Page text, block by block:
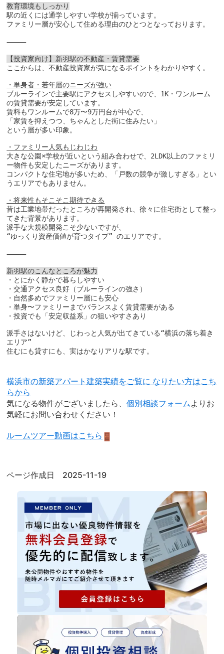
教育環境もしっかり
駅の近くには通学しやすい学校が揃っています。
ファミリー層が安心して住める理由のひとつとなっております。
⸻
【投資家向け】新羽駅の不動産・賃貸需要
ここからは、不動産投資家が気になるポイントをわかりやすく。
・単身者・若年層のニーズが強い
ブルーラインで主要駅にアクセスしやすいので、1K・ワンルーム
の賃貸需要が安定しています。
賃料もワンルームで8万〜9万円台が中心で、
「家賃を抑えつつ、ちゃんとした街に住みたい」
という層が多い印象。
・ファミリー人気もじわじわ
大きな公園×学校が近いという組み合わせで、2LDK以上のファミリ
ー物件も安定したニーズがあります。
コンパクトな住宅地が多いため、「戸数の競争が激しすぎる」とい
うエリアでもありません。
・将来性もそこそこ期待できる
昔は工業地帯だったところが再開発され、徐々に住宅街として整っ
てきた背景があります。
派手な大規模開発こそ少ないですが、
“ゆっくり資産価値が育つタイプ” のエリアです。
⸻
新羽駅のこんなところが魅力
・とにかく静かで暮らしやすい
・交通アクセス良好（ブルーラインの強さ）
・自然多めでファミリー層にも安心
・単身〜ファミリーまでバランスよく賃貸需要がある
・投資でも「安定収益系」の狙いやすさあり
派手さはないけど、じわっと人気が出てきている“横浜の落ち着き
エリア”
住むにも貸すにも、実はかなりアリな駅です。
横浜市の新築アパート建築実績をご覧に なりたい方はこち
らから
気になる物件がございましたら、個別相談フォームよりお
気軽にお問い合わせください！
ルームツアー動画はこちら
ページ作成日 2025-11-19